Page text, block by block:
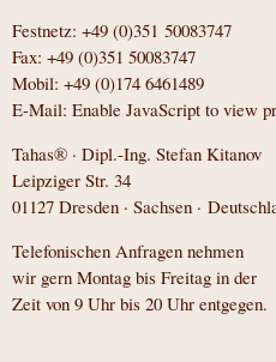
Festnetz: +49 (0)351 50083747
Fax: +49 (0)351 50083747
Mobil: +49 (0)174 6461489
E-Mail: Enable JavaScript to view
Tahas® · Dipl.-Ing. Stefan Kitanov
Leipziger Str. 34
01127 Dresden · Sachsen ·
Telefonischen Anfragen nehmen
wir gern Montag bis Freitag in der
Zeit von 9 Uhr bis 20 Uhr entgegen.